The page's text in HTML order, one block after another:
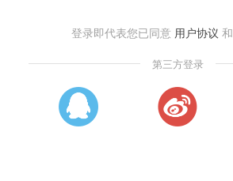
登录即代表您已同意 用户协议 和
第三方登录